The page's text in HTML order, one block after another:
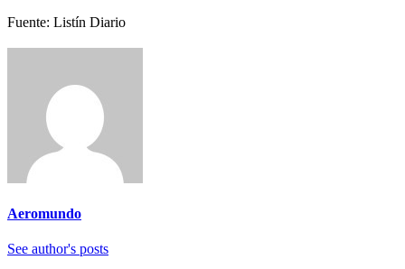
Fuente: Listín Diario
Aeromundo
See author's posts